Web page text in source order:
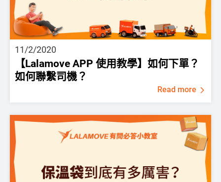
11/2/2020
【Lalamove APP 使用教學】如何下單？
如何聯繫司機？
Read more